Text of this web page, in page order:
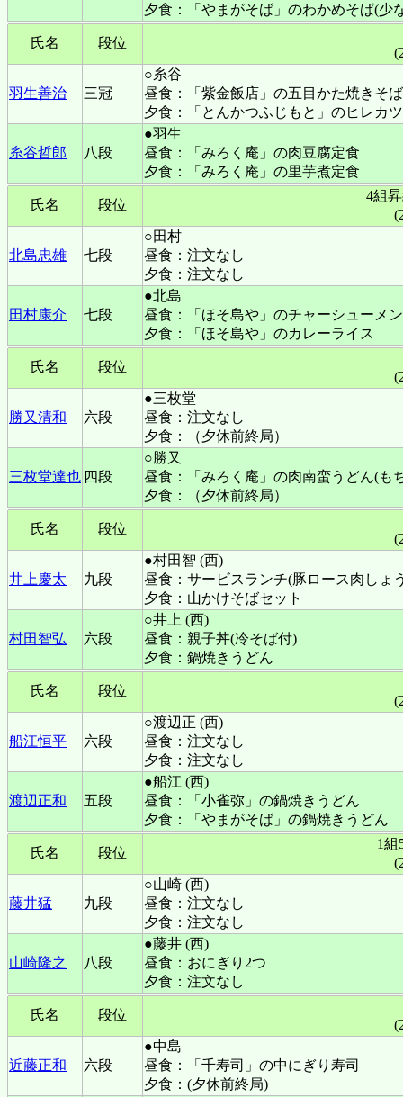
夕食：「やまがそば」のわかめそば(少
氏名 段位
羽生善治 三冠
○糸谷
昼食：「紫金飯店」の五目かた焼きそば
夕食：「とんかつふじもと」のヒレカ
糸谷哲郎 八段
●羽生
昼食：「みろく庵」の肉豆腐定食
夕食：「みろく庵」の里芋煮定食
氏名 段位
4組
北島忠雄 七段
○田村
昼食：注文なし
夕食：注文なし
田村康介 七段
●北島
昼食：「ほそ島や」のチャーシューメン
夕食：「ほそ島や」のカレーライス
氏名 段位
勝又清和 六段
●三枚堂
昼食：注文なし
夕食：（夕休前終局）
三枚堂達也 四段
○勝又
昼食：「みろく庵」の肉南蛮うどん(も
夕食：（夕休前終局）
氏名 段位
井上慶太 九段
●村田智 (西)
昼食：サービスランチ(豚ロース肉しょ
夕食：山かけそばセット
村田智弘 六段
○井上 (西)
昼食：親子丼(冷そば付)
夕食：鍋焼きうどん
氏名 段位
船江恒平 六段
○渡辺正 (西)
昼食：注文なし
夕食：注文なし
渡辺正和 五段
●船江 (西)
昼食：「小雀弥」の鍋焼きうどん
夕食：「やまがそば」の鍋焼きうどん
氏名 段位
1組
藤井猛 九段
○山崎 (西)
昼食：注文なし
夕食：注文なし
山崎隆之 八段
●藤井 (西)
昼食：おにぎり2つ
夕食：注文なし
氏名 段位
近藤正和 六段
●中島
昼食：「千寿司」の中にぎり寿司
夕食：(夕休前終局)